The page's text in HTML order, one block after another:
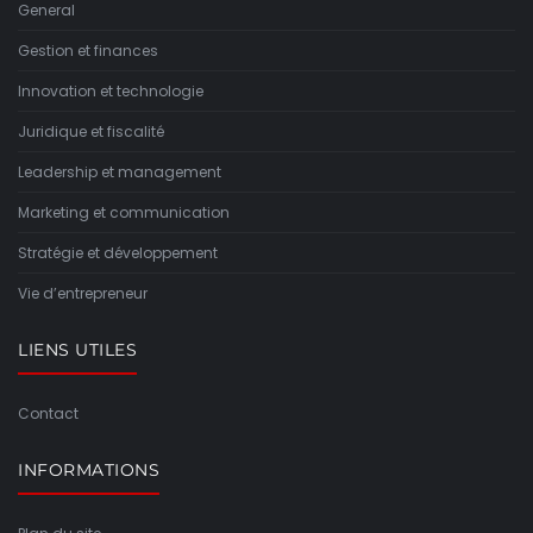
General
Gestion et finances
Innovation et technologie
Juridique et fiscalité
Leadership et management
Marketing et communication
Stratégie et développement
Vie d’entrepreneur
LIENS UTILES
Contact
INFORMATIONS